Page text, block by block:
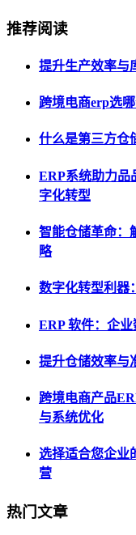
推荐阅读
提升生产效率与
跨境电商erp选
什么是第三方仓
ERP系统助力品
字化转型
智能仓储革命：
略
数字化转型利器
ERP 软件：企
提升仓储效率与
跨境电商产品
与系统优化
选择适合您企业
营
热门文章